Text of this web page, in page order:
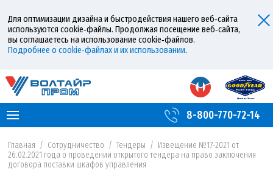
Для оптимизации дизайна и быстродействия нашего веб‑сайта
используются cookie‑файлы. Продолжая посещение веб‑сайта,
вы соглашаетесь на использование cookie‑файлов.
Подробнее о cookie‑файлах и их использовании.
8-800-770-72-14
Главная / Сотрудничество / Тендеры / Извещение №17-2021 от
26.02.2021 года о проведении открытого тендера на право заключения
договора поставки шкафов управления